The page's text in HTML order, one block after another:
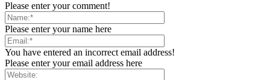
Please enter your comment!
Please enter your name here
You have entered an incorrect email address!
Please enter your email address here